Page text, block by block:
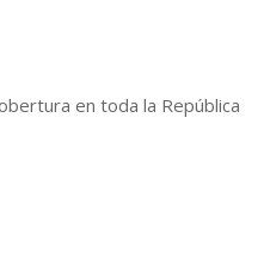
en toda la República